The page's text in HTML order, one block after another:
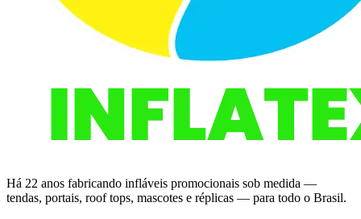
Há 22 anos fabricando infláveis promocionais sob medida —
tendas, portais, roof tops, mascotes e réplicas — para todo o Brasil.